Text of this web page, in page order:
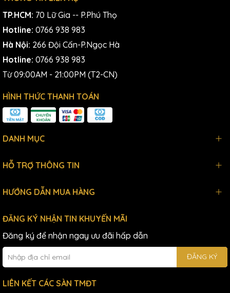
TP.HCM: 70 Lữ Gia -- P.Phú Thọ
Hotline: 0766 938 983
Hà Nội: 266 Đội Cấn-P.Ngọc Hà
Hotline: 0766 938 983
Từ 09:00AM - 21:00PM (T2-CN)
HÌNH THỨC THANH TOÁN
DANH MỤC
HỖ TRỢ THÔNG TIN
HƯỚNG DẪN MUA HÀNG
ĐĂNG KÝ NHẬN TIN KHUYẾN MÃI
Đăng ký để nhận ngay ưu đãi hấp dẫn
ĐĂNG KÝ
LIÊN KẾT CÁC SÀN TMĐT